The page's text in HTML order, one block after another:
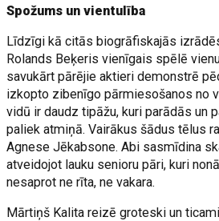
Spožums un vientulība
Līdzīgi kā citās biogrāfiskajās
Rolands Beķeris vienīgais spēlē
savukārt pārējie aktieri demonstrē
izkopto zibenīgo pārmiesošanos no
vidū ir daudz tipāžu, kuri parādās un
paliek atmiņā. Vairākus šādus tēlus
Agnese Jēkabsone. Abi sasmīdina
atveidojot lauku senioru pāri, kuri
nesaprot ne rīta, ne vakara.
Mārtiņš Kalita reizē groteski un